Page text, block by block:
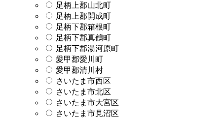
足柄上郡山北町
足柄上郡開成町
足柄下郡箱根町
足柄下郡真鶴町
足柄下郡湯河原町
愛甲郡愛川町
愛甲郡清川村
さいたま市西区
さいたま市北区
さいたま市大宮区
さいたま市見沼区